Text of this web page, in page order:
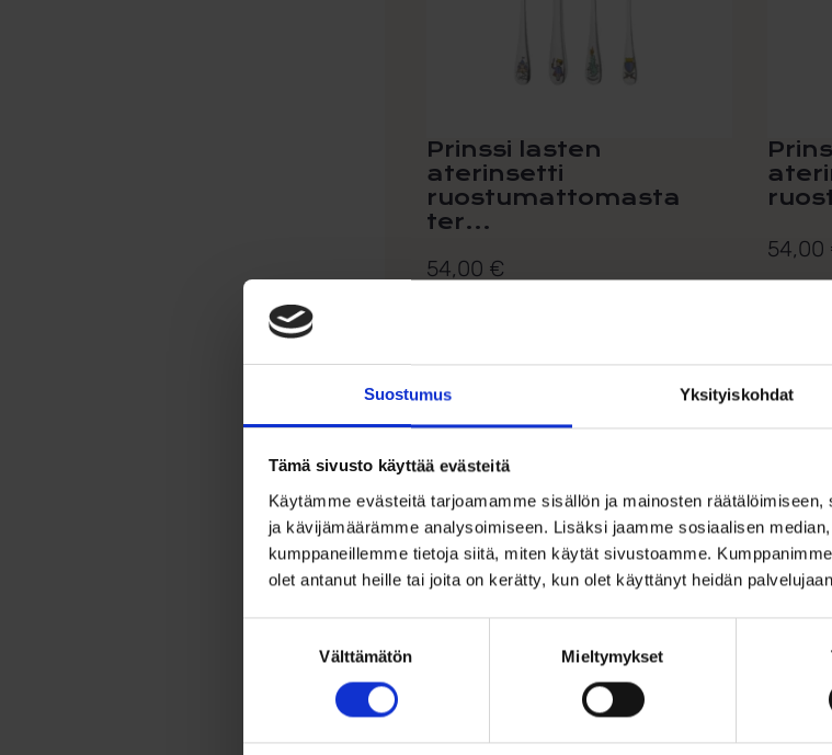
Suostumus Yksityiskohdat
Tämä sivusto käyttää evästeitä
Käytämme evästeitä tarjoamamme sisällön ja mainosten
ja kävijämäärämme analysoimiseen. Lisäksi jaamme sosiaalisen
kumppaneillemme tietoja siitä, miten käytät sivustoamme.
olet antanut heille tai joita on kerätty, kun olet käyttänyt heidän
Välttämätön Mieltymykset
Prinssi lasten
aterinsetti
ruostumattomasta
ter...
54,00 €
54,00